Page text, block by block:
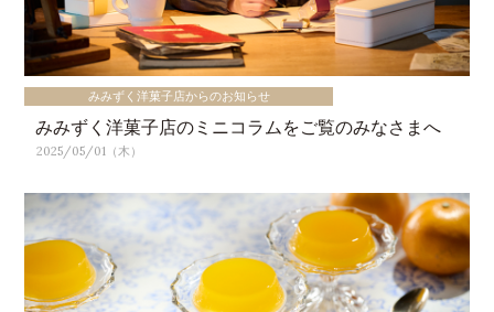
みみずく洋菓子店からのお知らせ
みみずく洋菓子店のミニコラムをご覧のみなさまへ
2025/05/01（木）